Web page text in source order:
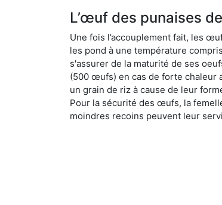
L’œuf des punaises
Une fois l’accouplement fait, les
les pond à une température
s'assurer de la maturité de ses
(500 œufs) en cas de forte chaleur
un grain de riz à cause de leur
Pour la sécurité des œufs, la
moindres recoins peuvent leur